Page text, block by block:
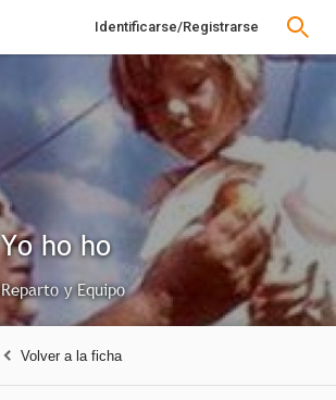
Identificarse/Registrarse
Yo ho ho
Reparto y Equipo
Volver a la ficha